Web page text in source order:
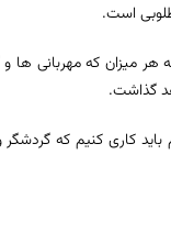
است.
هر میزان که مهربانی ها و
گذاشت.
باید کاری کنیم که